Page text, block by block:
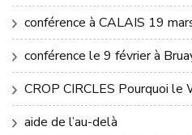
conférence à CALAIS 19
conférence le 9 février à
CROP CIRCLES Pourquoi le
aide de l’au-delà